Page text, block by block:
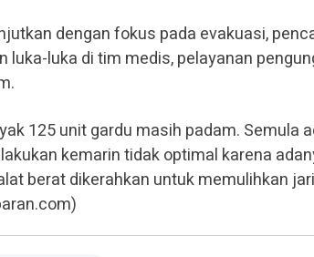
dengan fokus pada evakuasi,
luka-luka di tim medis, pelayanan
125 unit gardu masih padam. Semula
kemarin tidak optimal karena
berat dikerahkan untuk memulihkan